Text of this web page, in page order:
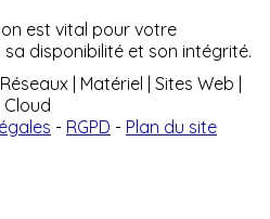
est vital pour votre
disponibilité et son intégrité.
| Matériel | Sites Web |
Cloud
- RGPD - Plan du site